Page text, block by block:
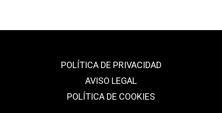
POLÍTICA DE PRIVACIDAD
AVISO LEGAL
POLÍTICA DE COOKIES